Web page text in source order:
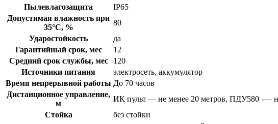
Пылевлагозащита
IP65
Допустимая влажность при
35°С, %
80
Ударостойкость
да
Гарантийный срок, мес
12
Средний срок службы, мес
120
Источники питания
электросеть, аккумулятор
Время непрерывной работы До 70 часов
Дистанционное управление,
м
ИК пульт — не менее 20 метров, ПДУ580 -—
Стойка
без стойки